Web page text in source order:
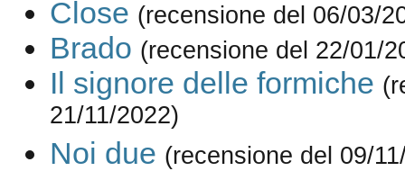
Close (recensione del 06/03/
Brado (recensione del 22/01/
Il signore delle formiche
21/11/2022)
Noi due (recensione del 09/